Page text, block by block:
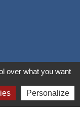
-
over what you want
Personalize